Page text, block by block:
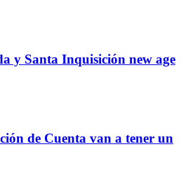
y Santa Inquisición new age
de Cuenta van a tener un